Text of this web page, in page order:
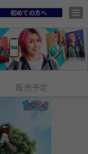
初めての方へ
販売予定